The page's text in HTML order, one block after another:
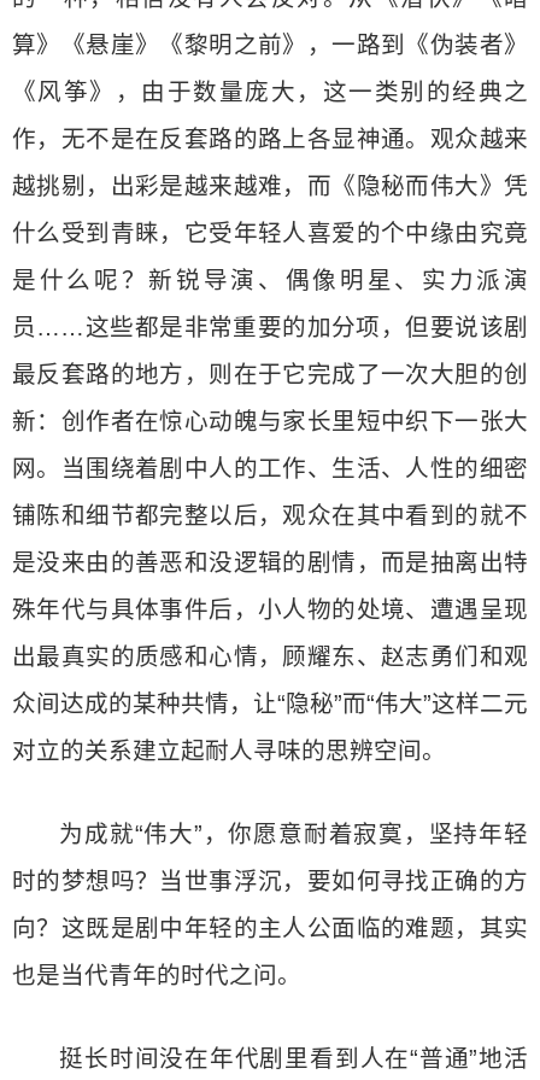
算》《悬崖》《黎明之前》，一路到《伪装者》
《风筝》，由于数量庞大，这一类别的经典之
作，无不是在反套路的路上各显神通。观众越来
越挑剔，出彩是越来越难，而《隐秘而伟大》凭
什么受到青睐，它受年轻人喜爱的个中缘由究竟
是什么呢？新锐导演、偶像明星、实力派演
员……这些都是非常重要的加分项，但要说该剧
最反套路的地方，则在于它完成了一次大胆的创
新：创作者在惊心动魄与家长里短中织下一张大
网。当围绕着剧中人的工作、生活、人性的细密
铺陈和细节都完整以后，观众在其中看到的就不
是没来由的善恶和没逻辑的剧情，而是抽离出特
殊年代与具体事件后，小人物的处境、遭遇呈现
出最真实的质感和心情，顾耀东、赵志勇们和观
众间达成的某种共情，让“隐秘”而“伟大”这样二元
对立的关系建立起耐人寻味的思辨空间。
为成就“伟大”，你愿意耐着寂寞，坚持年轻
时的梦想吗？当世事浮沉，要如何寻找正确的方
向？这既是剧中年轻的主人公面临的难题，其实
也是当代青年的时代之问。
挺长时间没在年代剧里看到人在“普通”地活